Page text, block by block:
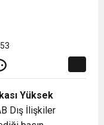
Yüksek
Dış İlişkiler